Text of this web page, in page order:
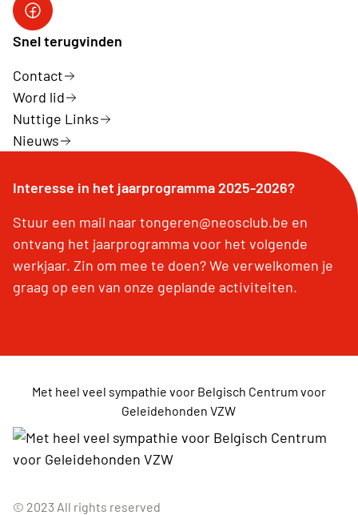
Facebook Neos Tongeren
Snel terugvinden
Contact
Word lid
Nuttige Links
Nieuws
Interesse in het jaarprogramma 2025-2026?
Stuur een mail naar tongeren@neosclub.be en
ontvang het jaarprogramma voor het volgende
werkjaar. Zin om mee te doen? We verwelkomen je
graag op een van onze geplande activiteiten.
Met heel veel sympathie voor Belgisch Centrum voor
Geleidehonden VZW
© 2023 All rights reserved